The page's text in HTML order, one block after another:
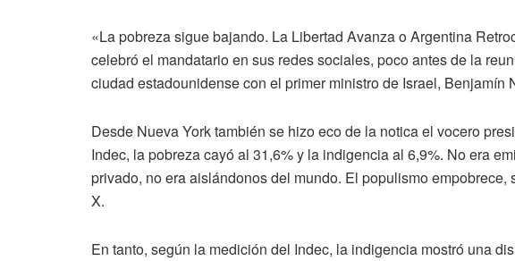
«La pobreza sigue bajando. La Libertad Avanza o Argentina
celebró el mandatario en sus redes sociales, poco antes de la
ciudad estadounidense con el primer ministro de Israel, Benjamín
Desde Nueva York también se hizo eco de la notica el vocero
Indec, la pobreza cayó al 31,6% y la indigencia al 6,9%. No era
privado, no era aislándonos del mundo. El populismo
X.
En tanto, según la medición del Indec, la indigencia mostró una